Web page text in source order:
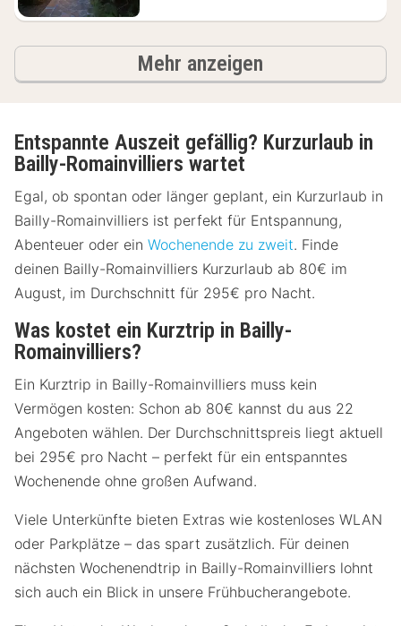
Mehr anzeigen
Entspannte Auszeit gefällig? Kurzurlaub in
Bailly-Romainvilliers wartet
Egal, ob spontan oder länger geplant, ein Kurzurlaub in
Bailly-Romainvilliers ist perfekt für Entspannung,
Abenteuer oder ein Wochenende zu zweit. Finde
deinen Bailly-Romainvilliers Kurzurlaub ab 80€ im
August, im Durchschnitt für 295€ pro Nacht.
Was kostet ein Kurztrip in Bailly-
Romainvilliers?
Ein Kurztrip in Bailly-Romainvilliers muss kein
Vermögen kosten: Schon ab 80€ kannst du aus 22
Angeboten wählen. Der Durchschnittspreis liegt aktuell
bei 295€ pro Nacht – perfekt für ein entspanntes
Wochenende ohne großen Aufwand.
Viele Unterkünfte bieten Extras wie kostenloses WLAN
oder Parkplätze – das spart zusätzlich. Für deinen
nächsten Wochenendtrip in Bailly-Romainvilliers lohnt
sich auch ein Blick in unsere Frühbucherangebote.